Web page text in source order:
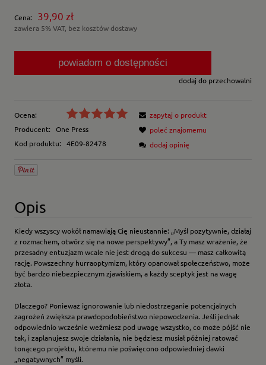
Cena: 39,90 zł
zawiera 5% VAT, bez kosztów dostawy
powiadom o dostępności
dodaj do przechowalni
Ocena:
Producent:
One Press
Kod produktu:
4E09-82478
zapytaj o produkt
poleć znajomemu
dodaj opinię
Opis
Kiedy wszyscy wokół namawiają Cię nieustannie: „Myśl pozytywnie, działaj
z rozmachem, otwórz się na nowe perspektywy”, a Ty masz wrażenie, że
przesadny entuzjazm wcale nie jest drogą do sukcesu — masz całkowitą
rację. Powszechny hurraoptymizm, który opanował społeczeństwo, może
być bardzo niebezpiecznym zjawiskiem, a każdy sceptyk jest na wagę
złota.
Dlaczego? Ponieważ ignorowanie lub niedostrzeganie potencjalnych
zagrożeń zwiększa prawdopodobieństwo niepowodzenia. Jeśli jednak
odpowiednio wcześnie weźmiesz pod uwagę wszystko, co może pójść nie
tak, i zaplanujesz swoje działania, nie będziesz musiał później ratować
tonącego projektu, któremu nie poświęcono odpowiedniej dawki
„negatywnych” myśli.